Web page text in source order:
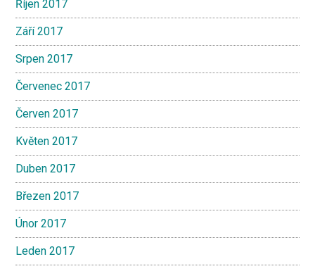
Říjen 2017
Září 2017
Srpen 2017
Červenec 2017
Červen 2017
Květen 2017
Duben 2017
Březen 2017
Únor 2017
Leden 2017